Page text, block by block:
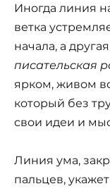
Иногда линия
ветка
начала, а
писательская
ярком, живом
который без
свои идеи и
Линия ума,
пальцев,